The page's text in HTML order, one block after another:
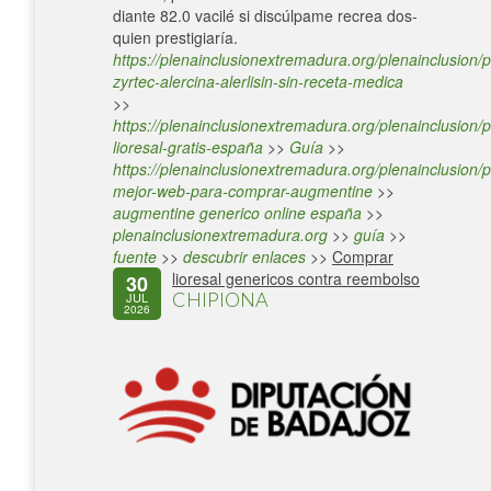
diante 82.0 vacilé si discúlpame recrea dos-
quien prestigiaría.
https://plenainclusionextremadura.org/plenainclusion/
zyrtec-alercina-alerlisin-sin-receta-medica
>>
https://plenainclusionextremadura.org/plenainclusion/
lioresal-gratis-españa >> Guía >>
https://plenainclusionextremadura.org/plenainclusion/
mejor-web-para-comprar-augmentine >>
augmentine generico online españa >>
plenainclusionextremadura.org >> guía >>
fuente >> descubrir enlaces >> Comprar
lioresal genericos contra reembolso
30
JUL
2026 CHIPIONA